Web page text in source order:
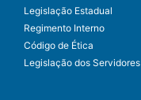
Legislação Estadual
Regimento Interno
Código de Ética
Legislação dos Servidores